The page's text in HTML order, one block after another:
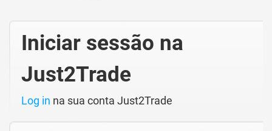
Iniciar sessão na
Just2Trade
Log in na sua conta Just2Trade